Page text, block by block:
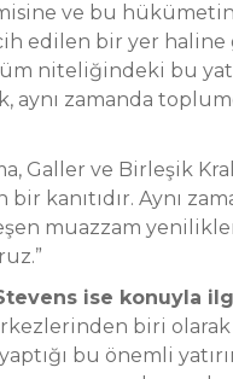
ve bu
edilen bir yer
niteliğindeki bu
aynı zamanda
Galler ve Birleşik
kanıtıdır. Aynı
muazzam
ise konuyla
biri
bu önemli